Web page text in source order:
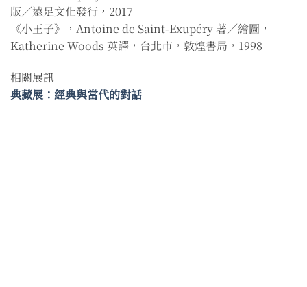
版／遠足文化發行，2017
《小王子》，Antoine de Saint-Exupéry 著／繪圖，
Katherine Woods 英譯，台北市，敦煌書局，1998
相關展訊
典藏展：經典與當代的對話